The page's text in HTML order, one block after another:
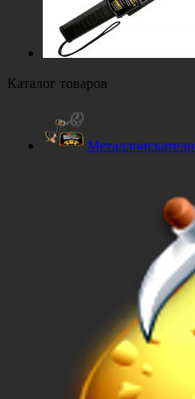
Каталог товаров
Металлоискатели